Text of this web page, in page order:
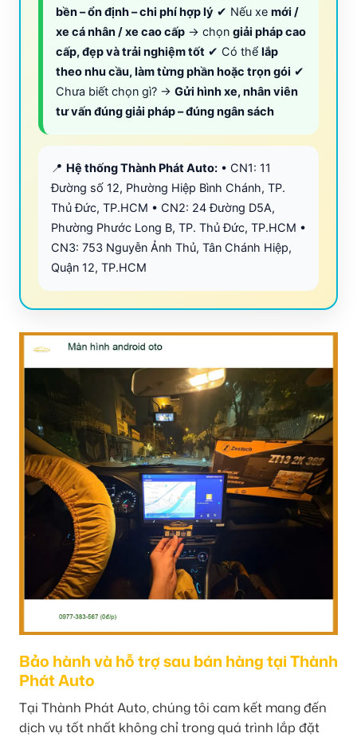
bền – ổn định – chi phí hợp lý ✔ Nếu xe mới /
xe cá nhân / xe cao cấp → chọn giải pháp cao
cấp, đẹp và trải nghiệm tốt ✔ Có thể lắp
theo nhu cầu, làm từng phần hoặc trọn gói ✔
Chưa biết chọn gì? → Gửi hình xe, nhân viên
tư vấn đúng giải pháp – đúng ngân sách
📍 Hệ thống Thành Phát Auto: • CN1: 11
Đường số 12, Phường Hiệp Bình Chánh, TP.
Thủ Đức, TP.HCM • CN2: 24 Đường D5A,
Phường Phước Long B, TP. Thủ Đức, TP.HCM •
CN3: 753 Nguyễn Ảnh Thủ, Tân Chánh Hiệp,
Quận 12, TP.HCM
Bảo hành và hỗ trợ sau bán hàng tại Thành
Phát Auto
Tại Thành Phát Auto, chúng tôi cam kết mang đến
dịch vụ tốt nhất không chỉ trong quá trình lắp đặt